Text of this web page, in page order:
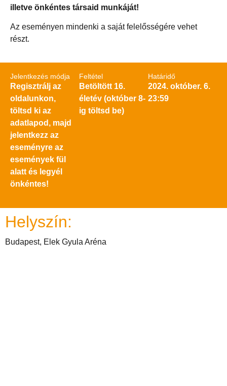
illetve önkéntes társaid munkáját!
Az eseményen mindenki a saját felelősségére vehet
részt.
Jelentkezés módja
Regisztrálj az
oldalunkon,
töltsd ki az
adatlapod, majd
jelentkezz az
eseményre az
események fül
alatt és legyél
önkéntes!
Feltétel
Betöltött 16.
életév (október 8-
ig töltsd be)
Határidő
2024. október. 6.
23:59
Helyszín:
Budapest, Elek Gyula Aréna